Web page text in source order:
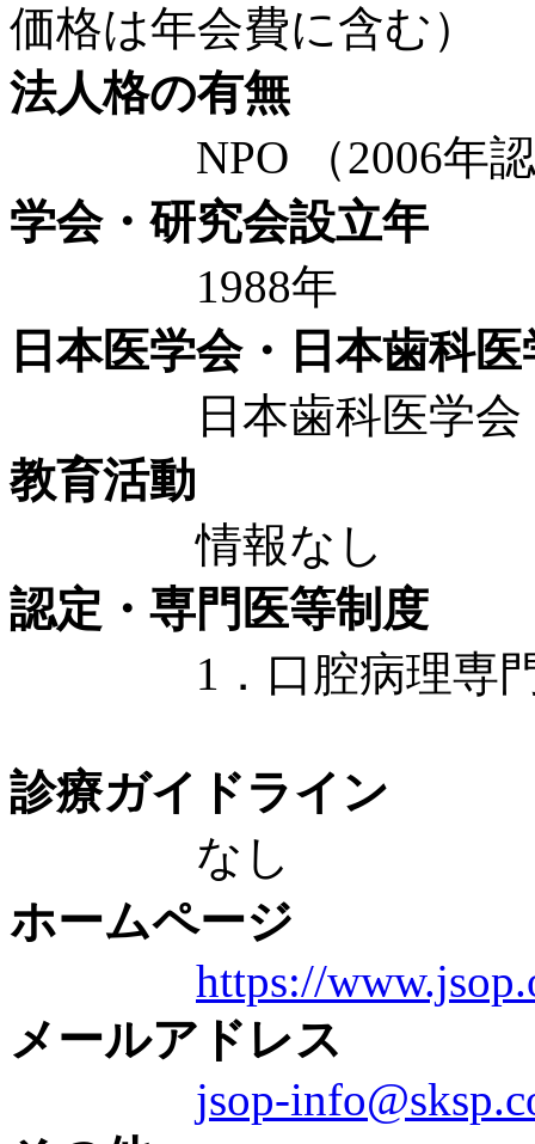
価格は年会費に含む）
法人格の有無
NPO （2006年認
学会・研究会設立年
1988年
日本医学会・日本歯科
日本歯科医学会
教育活動
情報なし
認定・専門医等制度
1．口腔病理専門
診療ガイドライン
なし
ホームページ
https://
メールアドレス
jsop-